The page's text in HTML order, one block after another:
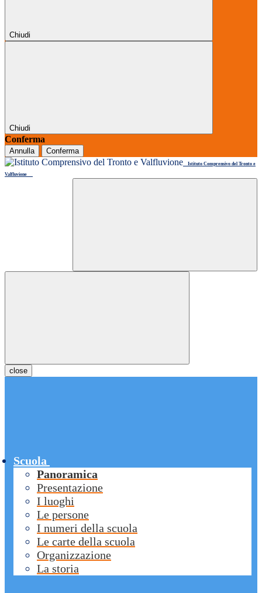
Chiudi
Chiudi
Conferma
Annulla Conferma
Istituto Comprensivo del Tronto e
Valfluvione
close
Scuola
Panoramica
Presentazione
I luoghi
Le persone
I numeri della scuola
Le carte della scuola
Organizzazione
La storia